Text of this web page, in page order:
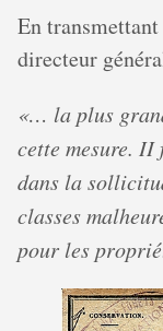
En
directeur
«… la plus
cette mesure. II
dans la
classes
pour les